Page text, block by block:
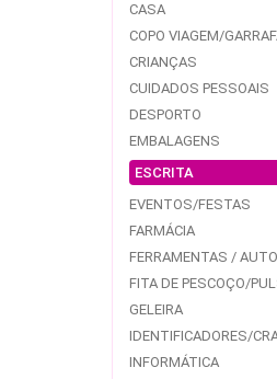
CASA
COPO VIAGEM/
CRIANÇAS
CUIDADOS PESSOAIS
DESPORTO
EMBALAGENS
ESCRITA
EVENTOS/FESTAS
FARMÁCIA
FERRAMENTAS /
FITA DE PESCOÇO/
GELEIRA
IDENTIFICADORES/
INFORMÁTICA